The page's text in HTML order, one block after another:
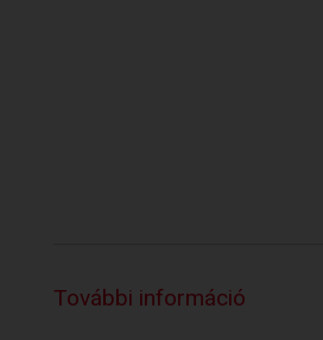
További információ